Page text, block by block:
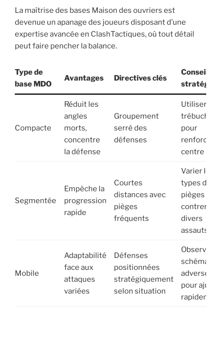
La maîtrise des bases Maison des ouvriers est
devenue un apanage des joueurs disposant d’une
expertise avancée en ClashTactiques, où tout détail
peut faire pencher la balance.
Type de
base MDO
Avantages Directives clés
Conseils
Compacte
Réduit les
angles
morts,
concentre
la défense
Groupement
serré des
défenses
Utiliser les
trébuchets
pour
renforcer
centre
Segmentée
Empêche la
progression
rapide
Courtes
distances avec
pièges
fréquents
Varier les
types de
pièges
contrer
divers
assauts
Mobile
Adaptabilité
face aux
attaques
variées
Défenses
positionnées
stratégiquement
selon situation
Observer
schémas
adverses
pour